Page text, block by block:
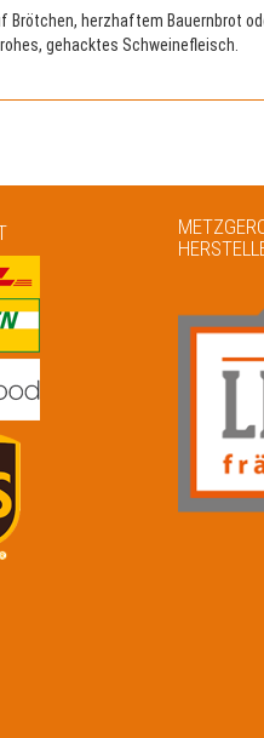
herzhaftem Bauernbrot
gehacktes Schweinefleisch.